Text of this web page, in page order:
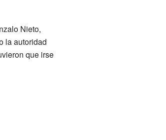
Nieto,
la autoridad
que irse